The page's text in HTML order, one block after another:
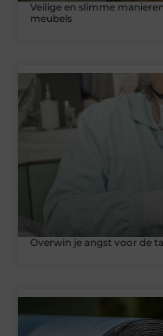
Veilige en slimme
meubels
Overwin je angst voor de